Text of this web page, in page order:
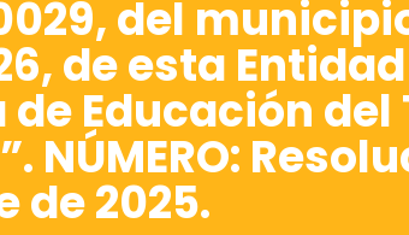
del
de esta
Educación
NÚMERO:
de 2025.